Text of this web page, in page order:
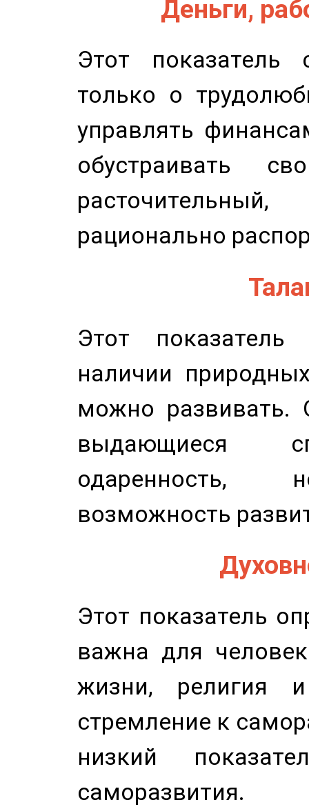
Деньги,
Этот показатель
только о
управлять
обустраивать
рационально
Этот показатель
наличии
можно развивать.
выдающиеся
одаренность,
возможность
Этот показатель
важна для
жизни, религия
стремление к
низкий
саморазвития.